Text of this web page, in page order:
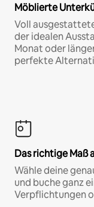
Möblierte
Voll
der idealen
Monat oder
perfekte
Das richtige Maß
Wähle deine
und buche ganz
Verpflichtungen